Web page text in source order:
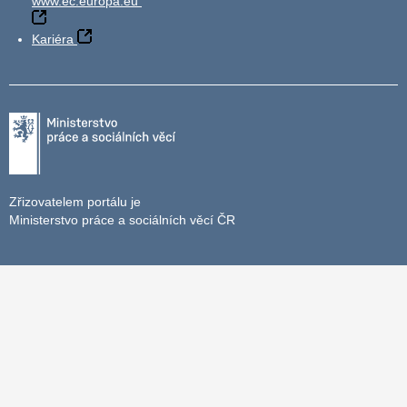
Kariéra
Zřizovatelem portálu je
Ministerstvo práce a sociálních věcí ČR